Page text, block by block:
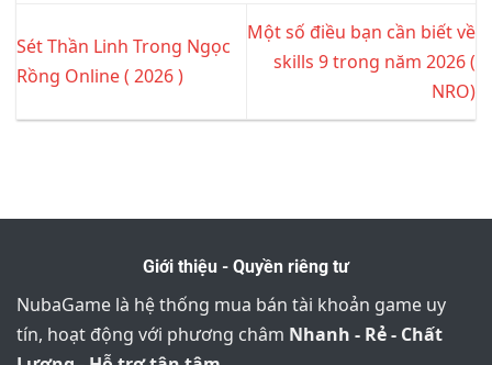
Sét Thần Linh Trong Ngọc
Rồng Online ( 2026 )
Một số điều bạn cần biết về
skills 9 trong năm 2026 (
NRO)
Giới thiệu - Quyền riêng tư
NubaGame là hệ thống mua bán tài khoản game uy
tín, hoạt động với phương châm Nhanh - Rẻ - Chất